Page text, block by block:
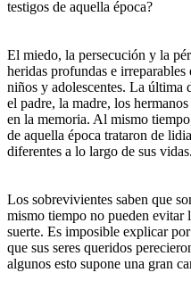
testigos de aquella época?
El miedo, la persecución y la
heridas profundas e
niños y adolescentes. La última
el padre, la madre, los
en la memoria. Al mismo
de aquella época trataron de
diferentes a lo largo de sus vidas.
Los sobrevivientes saben que
mismo tiempo no pueden evitar
suerte. Es imposible explicar
que sus seres queridos
algunos esto supone una gran